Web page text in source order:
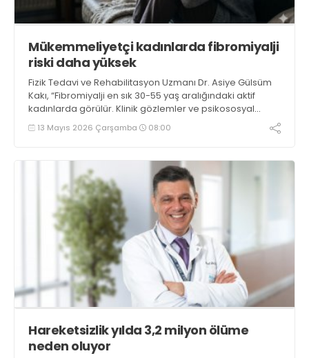
Mükemmeliyetçi kadınlarda fibromiyalji
riski daha yüksek
Fizik Tedavi ve Rehabilitasyon Uzmanı Dr. Asiye Gülsüm
Kakı, “Fibromiyalji en sık 30-55 yaş aralığındaki aktif
kadınlarda görülür. Klinik gözlemler ve psikososyal
incelemeler, mükemmeliyetçi kişilik yapısına sahip
bireylerde fibromiyalji görülme sıklığının daha yüksek
13 Mayıs 2026 Çarşamba 08:00
Hareketsizlik yılda 3,2 milyon ölüme
neden oluyor